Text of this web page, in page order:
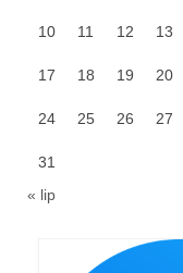
10 11 12 13
17 18 19 20
24 25 26 27
31
« lip